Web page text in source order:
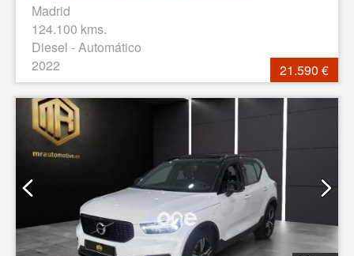
Madrid
124.100 kms.
Diesel - Automático
2022
21.590 €